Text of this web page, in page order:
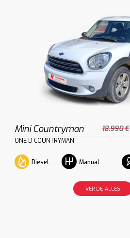
Mini Countryman 18.990 €
ONE D COUNTRYMAN
Diesel Manual
VER DETALLES